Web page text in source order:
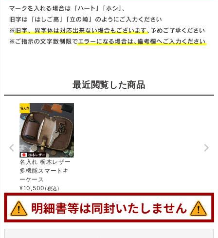
最近閲覧した商品
名入れ 栃木レザー
多機能スマートキ
ーケース
¥10,500 (税込)